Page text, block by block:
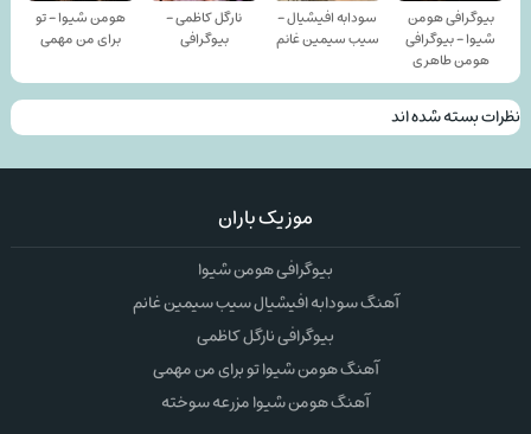
بیوگرافی هومن
شیوا - بیوگرافی
هومن طاهری
سودابه افیشیال -
سیب سیمین غانم
نارگل کاظمی -
بیوگرافی
هومن شیوا - تو
برای من مهمی
نظرات بسته شده اند
موزیک باران
بیوگرافی هومن شیوا
آهنگ سودابه افیشیال سیب سیمین غانم
بیوگرافی نارگل کاظمی
آهنگ هومن شیوا تو برای من مهمی
آهنگ هومن شیوا مزرعه سوخته